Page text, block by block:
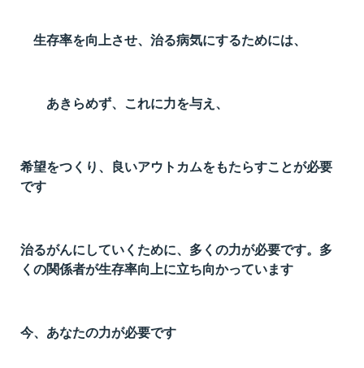
生存率を向上させ、治る病気にするためには、
あきらめず、これに力を与え、
希望をつくり、良いアウトカムをもたらすことが必要
です
治るがんにしていくために、多くの力が必要です。多
くの関係者が生存率向上に立ち向かっています
今、あなたの力が必要です